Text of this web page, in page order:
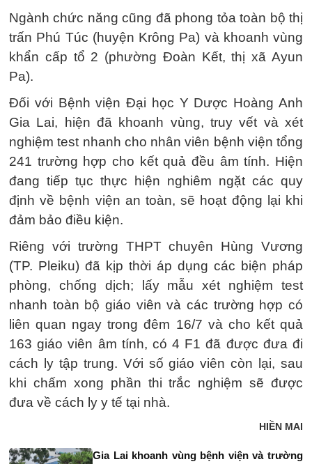
Ngành chức năng cũng đã phong tỏa toàn bộ thị
trấn Phú Túc (huyện Krông Pa) và khoanh vùng
khẩn cấp tổ 2 (phường Đoàn Kết, thị xã Ayun
Pa).
Đối với Bệnh viện Đại học Y Dược Hoàng Anh
Gia Lai, hiện đã khoanh vùng, truy vết và xét
nghiệm test nhanh cho nhân viên bệnh viện tổng
241 trường hợp cho kết quả đều âm tính. Hiện
đang tiếp tục thực hiện nghiêm ngặt các quy
định về bệnh viện an toàn, sẽ hoạt động lại khi
đảm bảo điều kiện.
Riêng với trường THPT chuyên Hùng Vương
(TP. Pleiku) đã kịp thời áp dụng các biện pháp
phòng, chống dịch; lấy mẫu xét nghiệm test
nhanh toàn bộ giáo viên và các trường hợp có
liên quan ngay trong đêm 16/7 và cho kết quả
163 giáo viên âm tính, có 4 F1 đã được đưa đi
cách ly tập trung. Với số giáo viên còn lại, sau
khi chấm xong phần thi trắc nghiệm sẽ được
đưa về cách ly y tế tại nhà.
HIỀN MAI
Gia Lai khoanh vùng bệnh viện và trường